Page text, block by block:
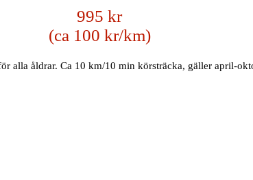
995 kr
(ca 100 kr/km)
alla åldrar. Ca 10 km/10 min körsträcka, gäller april-